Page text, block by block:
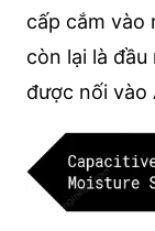
cấp cắm vào
còn lại là
được nối vào